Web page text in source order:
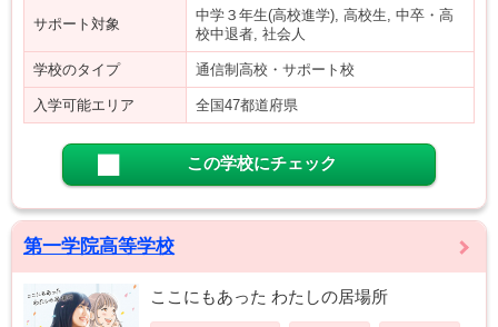
サポート対象
中学３年生(高校進学), 高校生, 中卒・高
校中退者, 社会人
学校のタイプ 通信制高校・サポート校
入学可能エリア 全国47都道府県
この学校にチェック
第一学院高等学校
ここにもあった わたしの居場所